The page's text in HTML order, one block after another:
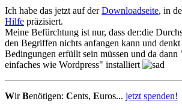
Ich habe das jetzt auf derDownloadseite, in
Hilfe präzisiert.
Meine Befürchtung ist nur, dass der:die
den Begriffen nichts anfangen kann und
Bedingungen erfüllt sein müssen und da
einfaches wie Wordpress" installiert
WirBenötigen: Cents, Euros... jetzt spenden!